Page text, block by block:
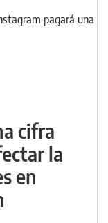
cifra
la
en